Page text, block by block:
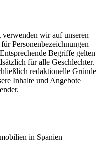
wir auf unseren
Personenbezeichnungen
Begriffe gelten
für alle Geschlechter.
redaktionelle Gründe
Inhalte und Angebote
in Spanien